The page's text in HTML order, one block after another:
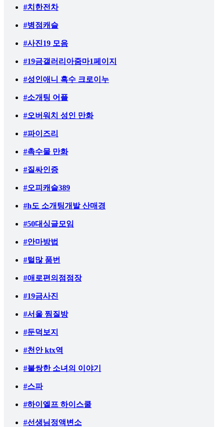
#치한전차
#병점캐슬
#사진19 모음
#19금갤러리아줌마1페이지
#성인애니 흑수 크로이누
#소개팅 어플
#오버워치 성인 만화
#파이즈리
#촉수물 만화
#질싸인증
#오피캐슬389
#h도 소개팅개발 산매경
#50대싱글모임
#안마방법
#털많 품번
#애로편의점점장
#19금사진
#서울 찜질방
#둔덕보지
#천안 ktx역
#불쌍한 소녀의 이야기
#스파
#하이엘프 하이스쿨
#선생님정액변소